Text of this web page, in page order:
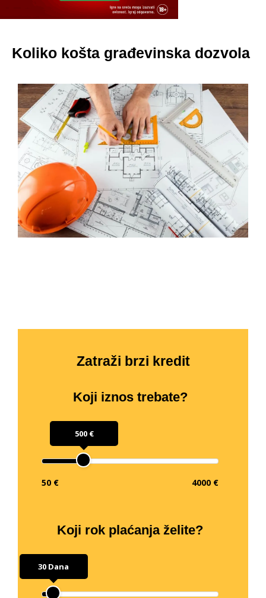
Koliko košta građevinska dozvola
Zatraži brzi kredit
Koji iznos trebate?
500 €
50 € 4000 €
Koji rok plaćanja želite?
30 Dana